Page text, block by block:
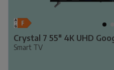
Crystal 7 55" 4K UHD
Smart TV